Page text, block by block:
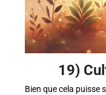
19)
Bien que cela puisse